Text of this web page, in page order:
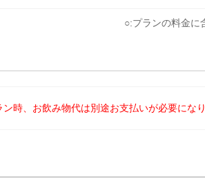
○:プランの料金に
時、お飲み物代は別途お支払いが必要になり